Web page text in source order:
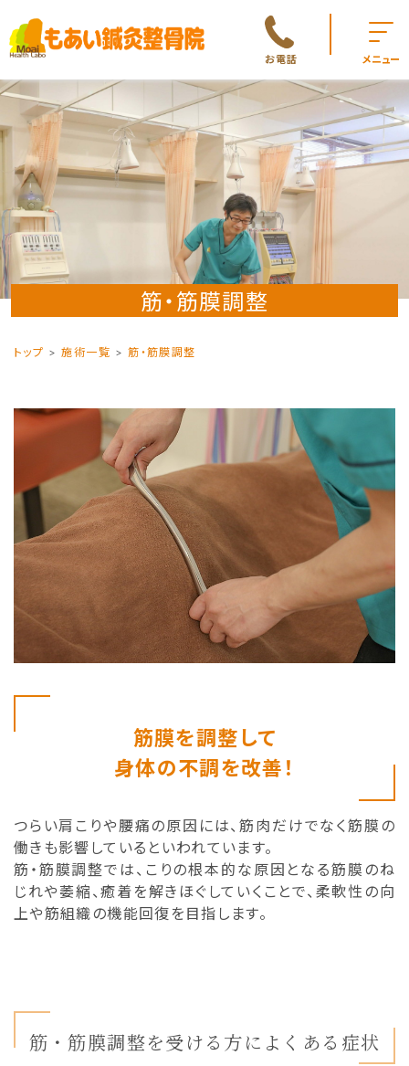
お電話 メニュー
筋・筋膜調整
トップ 施術一覧 筋・筋膜調整
筋膜を調整して
身体の不調を改善！
つらい肩こりや腰痛の原因には、筋肉だけでなく筋膜の
働きも影響しているといわれています。
筋・筋膜調整では、こりの根本的な原因となる筋膜のね
じれや萎縮、癒着を解きほぐしていくことで、柔軟性の向
上や筋組織の機能回復を目指します。
筋・筋膜調整を受ける方によくある症状